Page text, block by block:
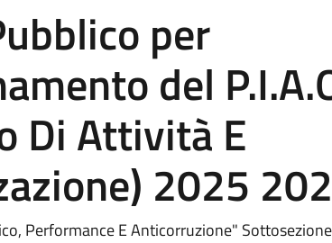
per
del
Di Attività E
2025
Performance E Anticorruzione"